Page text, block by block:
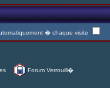
� chaque visite
Forum Verrouill�